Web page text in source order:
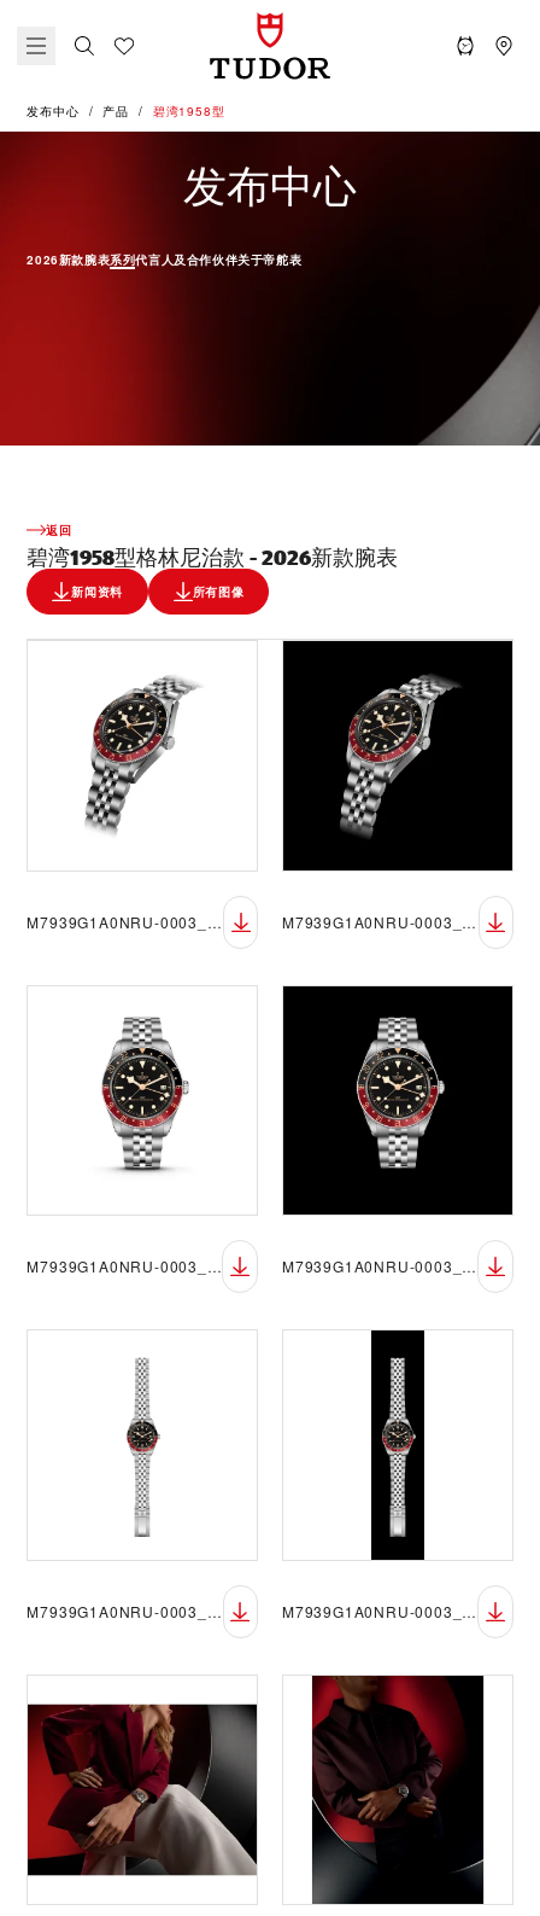
发布中心 产品 碧湾1958型
发布中心产品 - 碧
2026新款腕表系列代言人及合作伙伴关于帝舵表
返回
碧湾1958型格林尼治款 - 2026新款腕表
新闻资料 所有图像
M7939G1A0NRU-0003_DET_sRGB_BGW M7939G1A0NRU-0003_DET_sRGB_BGB
M7939G1A0NRU-0003_FF_sRGB_BGW M7939G1A0NRU-0003_FF_sRGB_BGB
M7939G1A0NRU-0003_OF_sRGB_BGW M7939G1A0NRU-0003_OF_sRGB_BGB